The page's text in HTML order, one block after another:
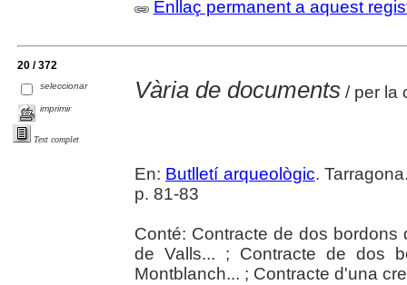
Enllaç permanent a aquest
20 / 372
seleccionar
imprimir
Text complet
Vària de documents/ per la
En: Butlletí arqueològic.
p. 81-83
Conté: Contracte de dos
de Valls... ; Contracte de dos
Montblanch... ; Contracte d'una